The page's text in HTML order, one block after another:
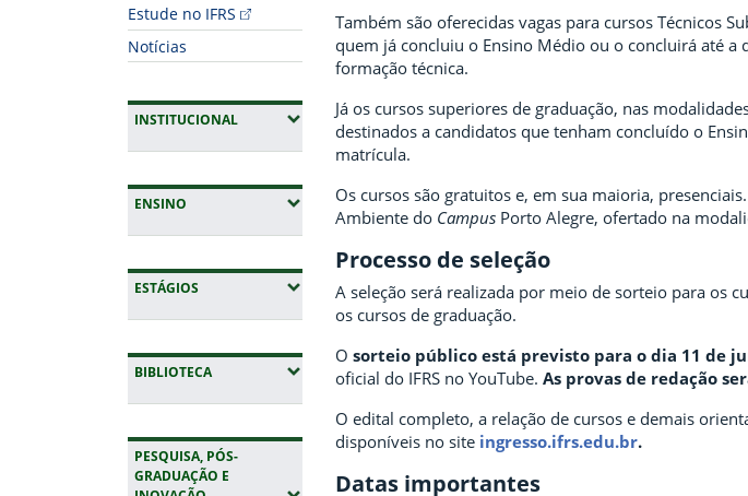
Estude no IFRS
Notícias
INSTITUCIONAL(EXPANDIR SUBMENUS)
ENSINO (EXPANDIR SUBMENUS)
ESTÁGIOS (EXPANDIR SUBMENUS)
BIBLIOTECA(EXPANDIR SUBMENUS)
PESQUISA, PÓS-
GRADUAÇÃO E
Também são oferecidas vagas para cursos Técnicos
quem já concluiu o Ensino Médio ou o concluirá até a
formação técnica.
Já os cursos superiores de graduação, nas
destinados a candidatos que tenham concluído o
matrícula.
Os cursos são gratuitos e, em sua maioria,
Ambiente do Campus Porto Alegre, ofertado na
Processo de seleção
A seleção será realizada por meio de sorteio para os
os cursos de graduação.
O sorteio público está previsto para o dia 11 de
oficial do IFRS no YouTube. As provas de redação
O edital completo, a relação de cursos e demais
disponíveis no site ingresso.ifrs.edu.br.
Datas importantes